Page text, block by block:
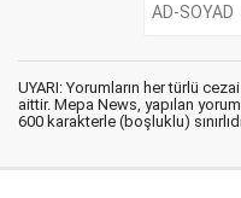
UYARI: Yorumların her türlü
aittir. Mepa News, yapılan
600 karakterle (boşluklu)